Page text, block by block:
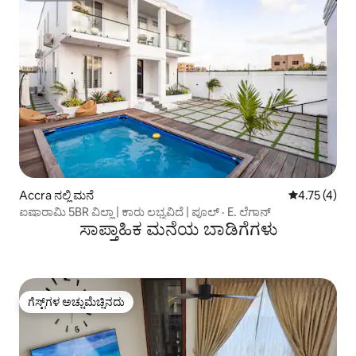
Accra ನಲ್ಲಿ ಮನೆ 5 ರಲ್ಲಿ 4.75
4.75 (4)
ಐಷಾರಾಮಿ 5BR ವಿಲ್ಲಾ | ಕಾರು ಲಭ್ಯವಿದೆ | ಪೂಲ್ · E. ಲೆಗಾನ್
ಸಾಪ್ತಾಹಿಕ ಮನೆಯ ಬಾಡಿಗೆಗಳು
ಗೆಸ್ಟ್‌ಗಳ ಅಚ್ಚುಮೆಚ್ಚಿನದು
ಗೆಸ್ಟ್‌ಗಳ ಅಚ್ಚುಮೆಚ್ಚಿನದು